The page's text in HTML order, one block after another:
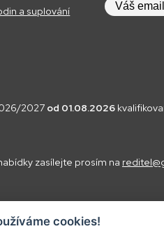
a suplování
2027 od 01.08.2026
zasílejte prosím na
cookies!